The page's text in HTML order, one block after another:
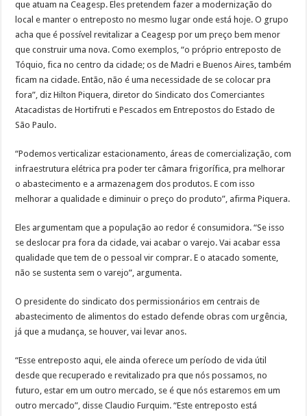
que atuam na Ceagesp. Eles pretendem fazer a modernização do
local e manter o entreposto no mesmo lugar onde está hoje. O grupo
acha que é possível revitalizar a Ceagesp por um preço bem menor
que construir uma nova. Como exemplos, “o próprio entreposto de
Tóquio, fica no centro da cidade; os de Madri e Buenos Aires, também
ficam na cidade. Então, não é uma necessidade de se colocar pra
fora”, diz Hilton Piquera, diretor do Sindicato dos Comerciantes
Atacadistas de Hortifruti e Pescados em Entrepostos do Estado de
São Paulo.
“Podemos verticalizar estacionamento, áreas de comercialização, com
infraestrutura elétrica pra poder ter câmara frigorífica, pra melhorar
o abastecimento e a armazenagem dos produtos. E com isso
melhorar a qualidade e diminuir o preço do produto”, afirma Piquera.
Eles argumentam que a população ao redor é consumidora. “Se isso
se deslocar pra fora da cidade, vai acabar o varejo. Vai acabar essa
qualidade que tem de o pessoal vir comprar. E o atacado somente,
não se sustenta sem o varejo”, argumenta.
O presidente do sindicato dos permissionários em centrais de
abastecimento de alimentos do estado defende obras com urgência,
já que a mudança, se houver, vai levar anos.
“Esse entreposto aqui, ele ainda oferece um período de vida útil
desde que recuperado e revitalizado pra que nós possamos, no
futuro, estar em um outro mercado, se é que nós estaremos em um
outro mercado”, disse Claudio Furquim. “Este entreposto está